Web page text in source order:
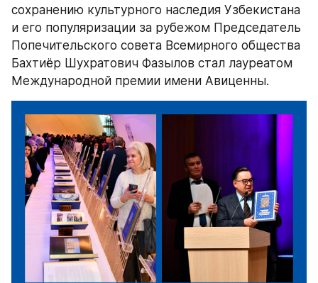
сохранению культурного наследия Узбекистана
и его популяризации за рубежом Председатель
Попечительского совета Всемирного общества
Бахтиёр Шухратович Фазылов стал лауреатом
Международной премии имени Авиценны.